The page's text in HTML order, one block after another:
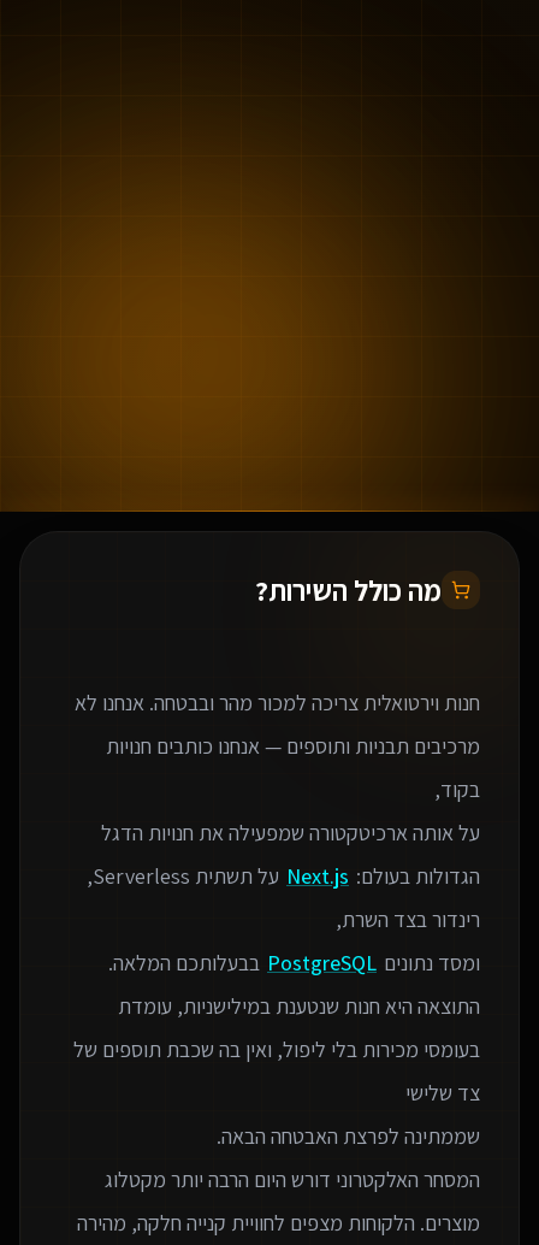
מה כולל השירות?
חנות וירטואלית צריכה למכור מהר ובבטחה. אנחנו לא
מרכיבים תבניות ותוספים — אנחנו כותבים חנויות
על אותה ארכיטקטורה שמפעילה את חנויות הדגל
הגדולות בעולם: Next.js
על תשתית Serverless,
ומסד נתונים PostgreSQL
התוצאה היא חנות שנטענת במילישניות, עומדת
בעומסי מכירות בלי ליפול, ואין בה שכבת תוספים של
המסחר האלקטרוני דורש היום הרבה יותר מקטלוג
מוצרים. הלקוחות מצפים לחוויית קנייה חלקה, מהירה